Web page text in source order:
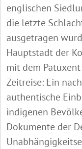
englischen
die letzte
ausgetragen
Hauptstadt der
mit dem
Zeitreise: Ein
authentische
indigenen
Dokumente der